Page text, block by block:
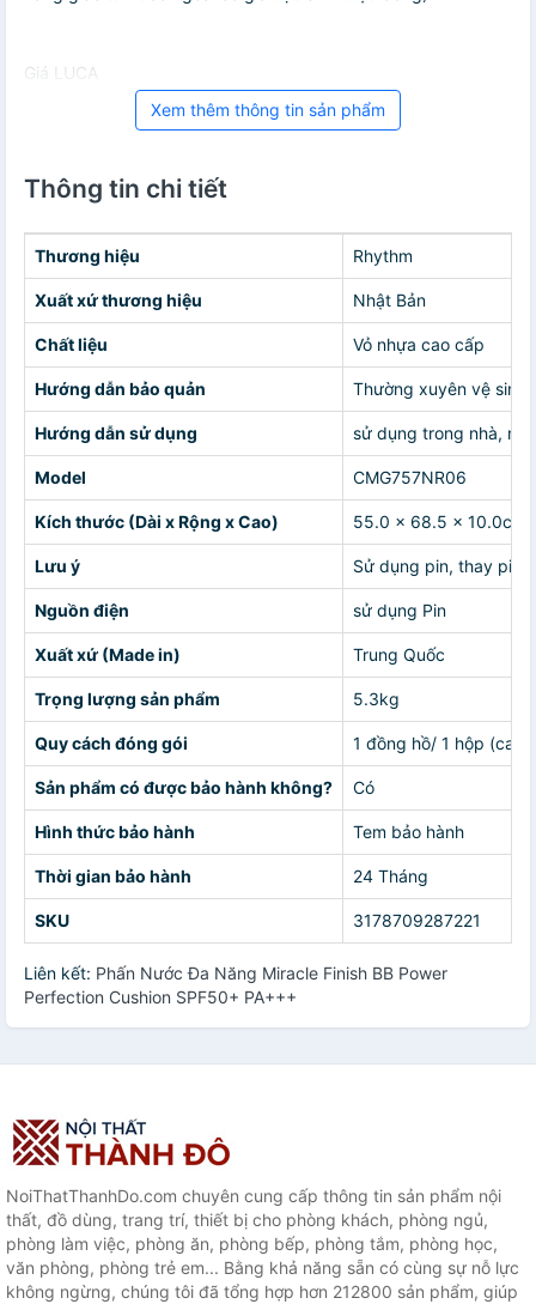
Giá LUCA
Xem thêm thông tin sản phẩm
Thông tin chi tiết
Thương hiệu Rhythm
Xuất xứ thương hiệu Nhật Bản
Chất liệu Vỏ nhựa cao cấp
Hướng dẫn bảo quản Thường xuyên vệ sinh
Hướng dẫn sử dụng sử dụng trong nhà, nơi
Model CMG757NR06
Kích thước (Dài x Rộng x Cao) 55.0 x 68.5 x 10.0cm
Lưu ý Sử dụng pin, thay pin
Nguồn điện sử dụng Pin
Xuất xứ (Made in) Trung Quốc
Trọng lượng sản phẩm 5.3kg
Quy cách đóng gói 1 đồng hồ/ 1 hộp
Sản phẩm có được bảo hành không? Có
Hình thức bảo hành Tem bảo hành
Thời gian bảo hành 24 Tháng
SKU 3178709287221
Liên kết: Phấn Nước Đa Năng Miracle Finish BB Power
Perfection Cushion SPF50+ PA+++
NoiThatThanhDo.com chuyên cung cấp thông tin sản phẩm nội
thất, đồ dùng, trang trí, thiết bị cho phòng khách, phòng ngủ,
phòng làm việc, phòng ăn, phòng bếp, phòng tắm, phòng học,
văn phòng, phòng trẻ em... Bằng khả năng sẵn có cùng sự nỗ lực
không ngừng, chúng tôi đã tổng hợp hơn 212800 sản phẩm, giúp